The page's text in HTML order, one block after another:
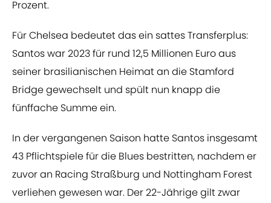
Prozent.
Für Chelsea bedeutet das ein sattes Transferplus:
Santos war 2023 für rund 12,5 Millionen Euro aus
seiner brasilianischen Heimat an die Stamford
Bridge gewechselt und spült nun knapp die
fünffache Summe ein.
In der vergangenen Saison hatte Santos insgesamt
43 Pflichtspiele für die Blues bestritten, nachdem er
zuvor an Racing Straßburg und Nottingham Forest
verliehen gewesen war. Der 22-Jährige gilt zwar